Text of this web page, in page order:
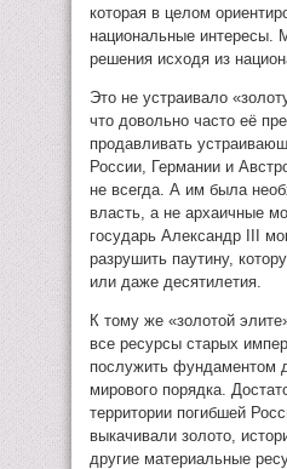
которая в целом
национальные интересы.
решения исходя из
Это не устраивало
что довольно часто её
продавливать
России, Германии и
не всегда. А им была
власть, а не архаичные
государь Александр III
разрушить паутину,
или даже десятилетия.
К тому же «золотой
все ресурсы старых
послужить фундаментом
мирового порядка.
территории погибшей
выкачивали золото,
другие материальные